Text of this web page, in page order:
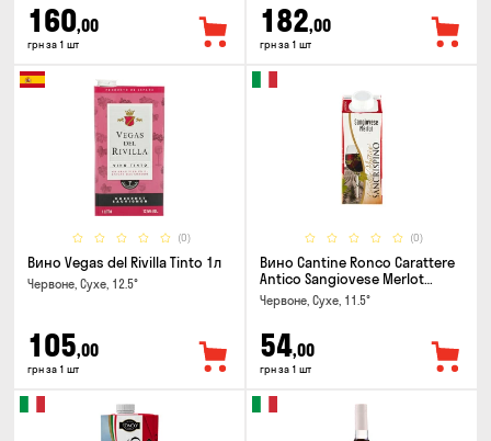
160,00
грн за 1 шт
182,00
грн за 1 шт
(0)
Вино Vegas del Rivilla Tinto 1л
Червоне, Сухе, 12.5°
105,00
грн за 1 шт
(0)
Вино Cantine Ronco Carattere
Antico Sangiovese Merlot
Rubicone IGT 0.25л
Червоне, Сухе, 11.5°
54,00
грн за 1 шт